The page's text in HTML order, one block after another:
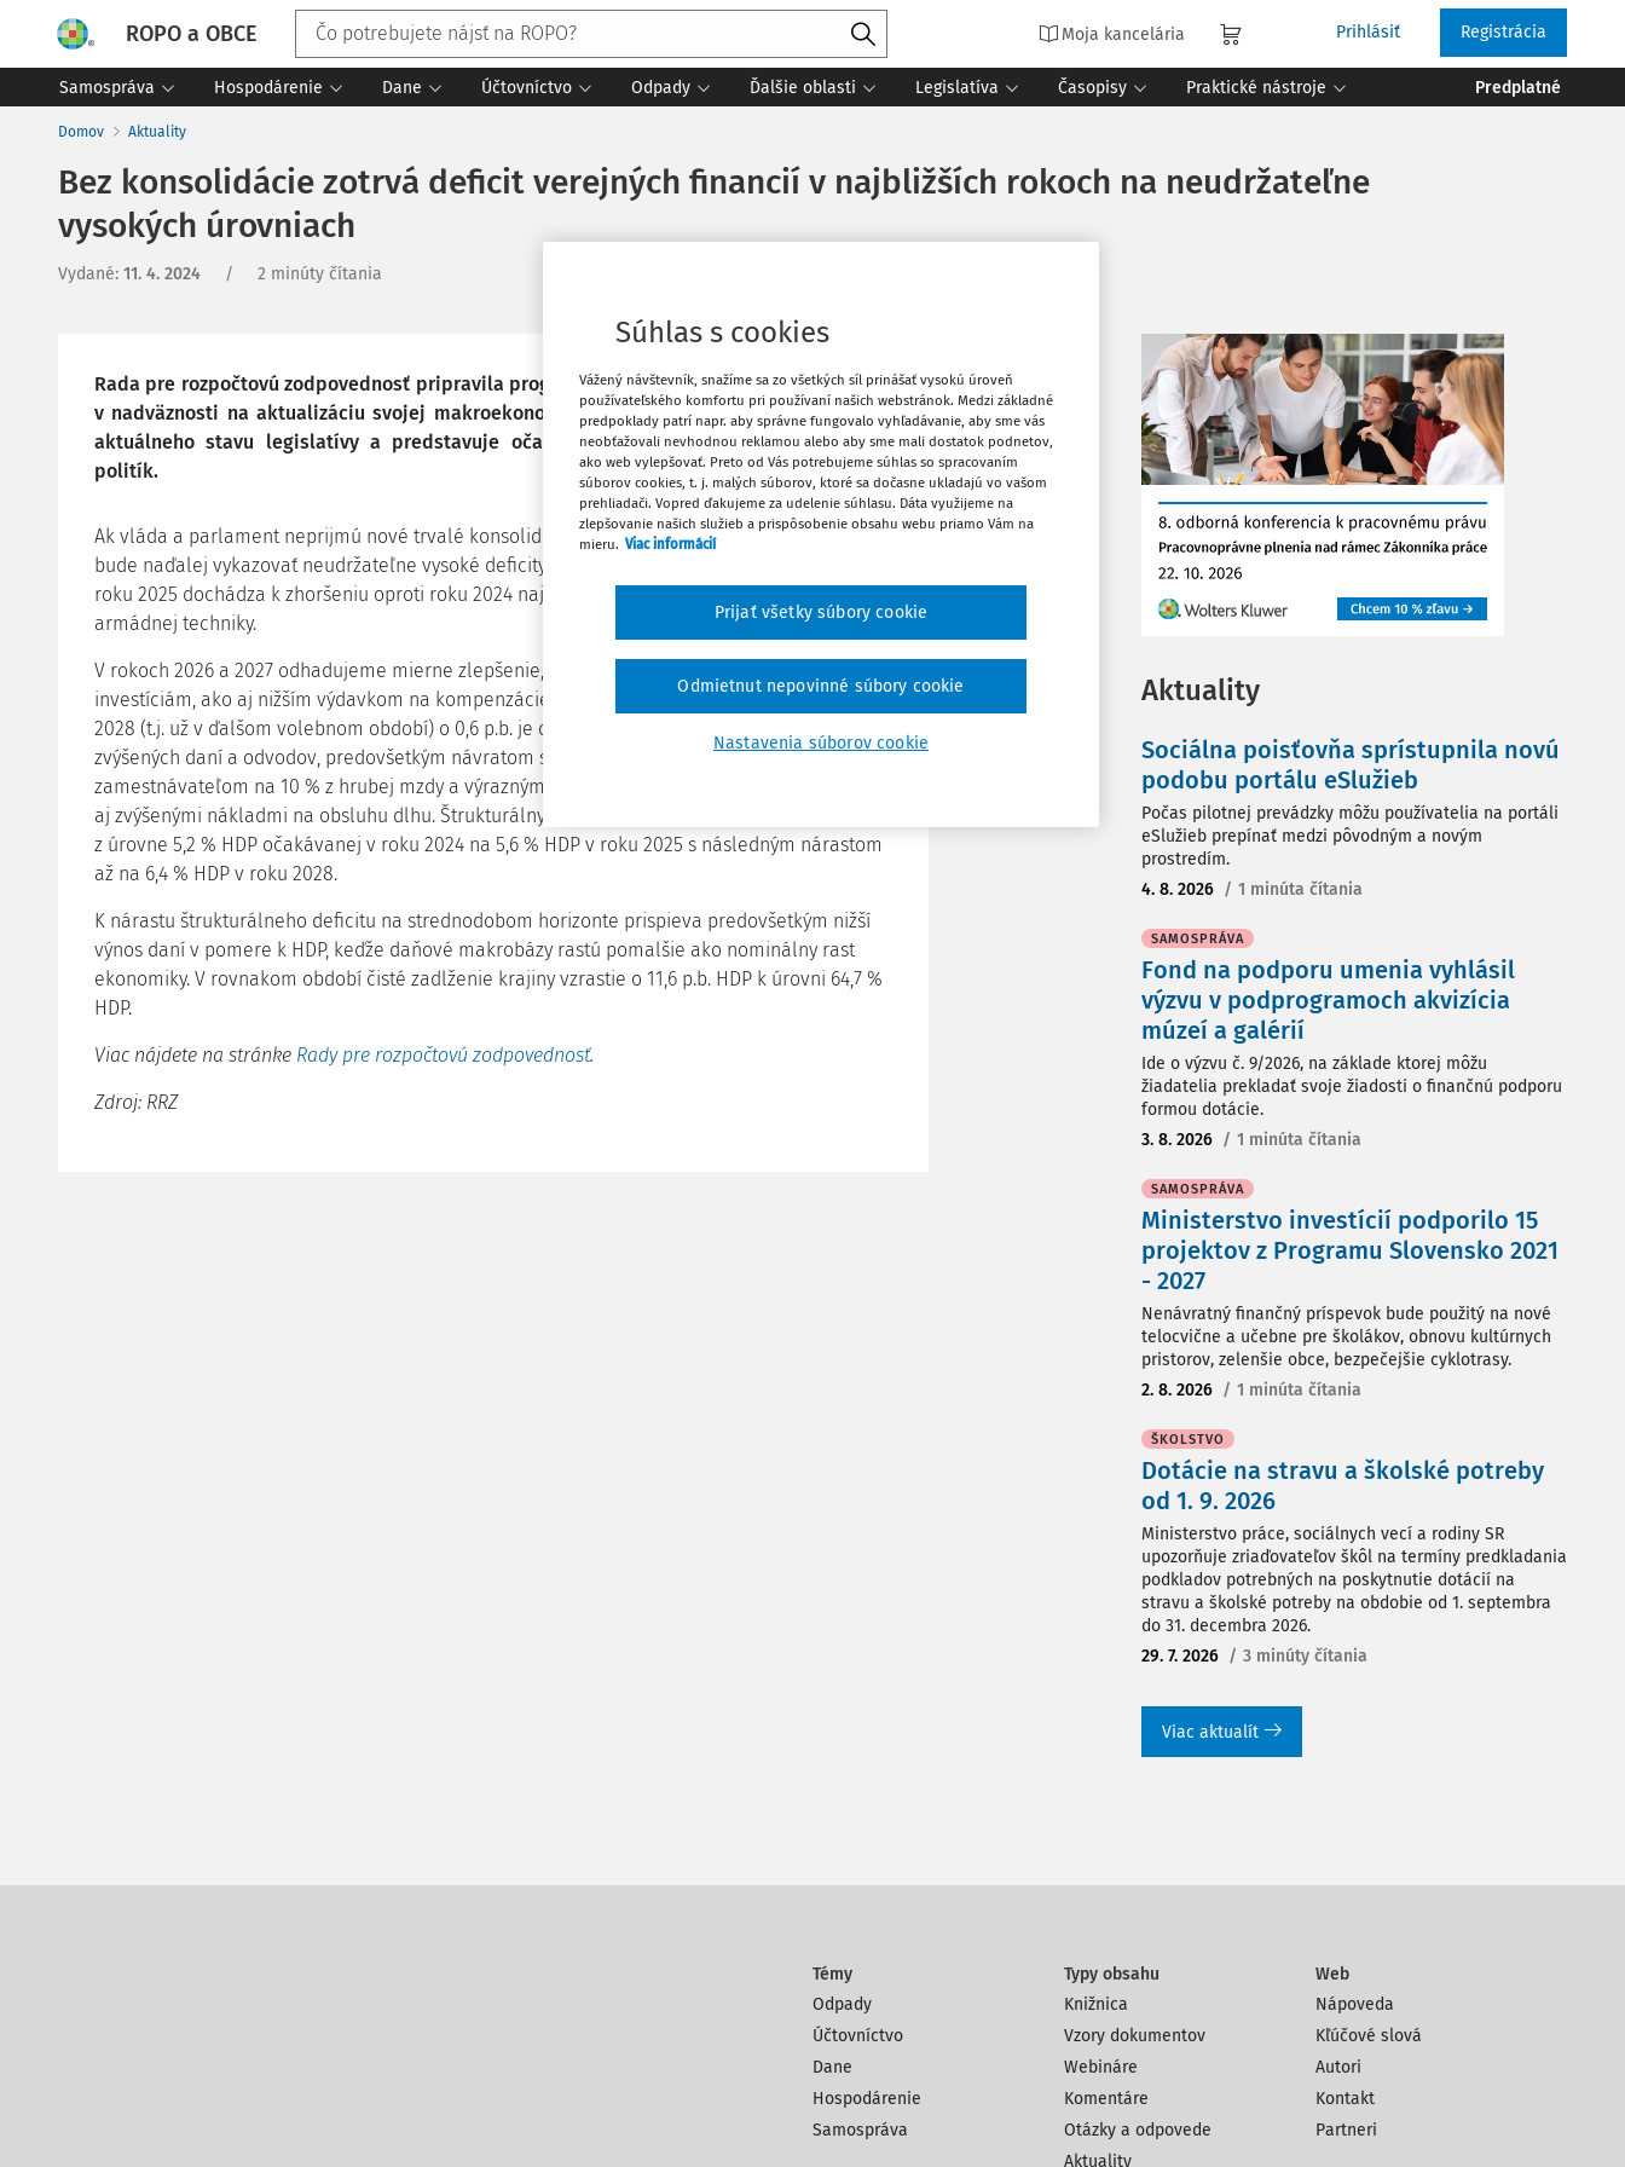
ROPO a OBCE Moja kancelária Prihlásiť Registrácia
Samospráva Hospodárenie Dane Účtovníctvo Odpady Ďalšie oblasti Legislatíva Časopisy Praktické nástroje Predplatné
Domov Aktuality
Bez konsolidácie zotrvá deficit verejných financií v najbližších rokoch na neudržateľne
vysokých úrovniach
Vydané: 11. 4. 2024 / 2 minúty čítania
Rada pre rozpočtovú zodpovednosť pripravila prognózu strednodobého fiškálneho vývoja
v nadväznosti na aktualizáciu svojej makroekonomickej prognózy. Prognóza vychádza z
aktuálneho stavu legislatívy a predstavuje očakávaný vývoj v scenári nezmenených
politík.
Ak vláda a parlament neprijmú nové trvalé konsolidačné opatrenia, hospodárenie Slovenska
bude naďalej vykazovať neudržateľne vysoké deficity a z toho plynúci rastúci verejný dlh. V
roku 2025 dochádza k zhoršeniu oproti roku 2024 najmä v dôsledku posunutia dodania
armádnej techniky.
V rokoch 2026 a 2027 odhadujeme mierne zlepšenie, najmä vďaka nižším celkovým
investíciám, ako aj nižším výdavkom na kompenzácie zamestnancov. Nárast deficitu v roku
2028 (t.j. už v ďalšom volebnom období) o 0,6 p.b. je ovplyvnený najmä vypršaním dočasne
zvýšených daní a odvodov, predovšetkým návratom sadzby zdravotných odvodov platených
zamestnávateľom na 10 % z hrubej mzdy a výrazným znížením sadzby tzv. bankovej dane, ale
aj zvýšenými nákladmi na obsluhu dlhu. Štrukturálny deficit (bez dočasných vplyvov) vzrastie
z úrovne 5,2 % HDP očakávanej v roku 2024 na 5,6 % HDP v roku 2025 s následným nárastom
až na 6,4­ % HDP v roku 2028.
K nárastu štrukturálneho deficitu na strednodobom horizonte prispieva predovšetkým nižší
výnos daní v pomere k HDP, keďže daňové makrobázy rastú pomalšie ako nominálny rast
ekonomiky. V rovnakom období čisté zadlženie krajiny vzrastie o 11,6 p.b. HDP k úrovni 64,7 %
HDP.
Viac nájdete na stránke Rady pre rozpočtovú zodpovednosť.
Zdroj: RRZ
Vytlačiť
Obľúbené
Stiahnuť
Aktuality
Sociálna poisťovňa sprístupnila novú
podobu portálu eSlužieb
Počas pilotnej prevádzky môžu používatelia na portáli
eSlužieb prepínať medzi pôvodným a novým
prostredím.
4. 8. 2026 / 1 minúta čítania
SAMOSPRÁVA
Fond na podporu umenia vyhlásil
výzvu v podprogramoch akvizícia
múzeí a galérií
Ide o výzvu č. 9/2026, na základe ktorej môžu
žiadatelia prekladať svoje žiadosti o finančnú podporu
formou dotácie.
3. 8. 2026 / 1 minúta čítania
SAMOSPRÁVA
Ministerstvo investícií podporilo 15
projektov z Programu Slovensko 2021
- 2027
Nenávratný finančný príspevok bude použitý na nové
telocvične a učebne pre školákov, obnovu kultúrnych
pristorov, zelenšie obce, bezpečejšie cyklotrasy.
2. 8. 2026 / 1 minúta čítania
ŠKOLSTVO
Dotácie na stravu a školské potreby
od 1. 9. 2026
Ministerstvo práce, sociálnych vecí a rodiny SR
upozorňuje zriaďovateľov škôl na termíny predkladania
podkladov potrebných na poskytnutie dotácií na
stravu a školské potreby na obdobie od 1. septembra
do 31. decembra 2026.
29. 7. 2026 / 3 minúty čítania
Viac aktualít
Témy
Odpady
Účtovníctvo
Dane
Hospodárenie
Samospráva
Typy obsahu
Knižnica
Vzory dokumentov
Webináre
Komentáre
Otázky a odpovede
Aktuality
Web
Nápoveda
Kľúčové slová
Autori
Kontakt
Partneri
Súhlas s cookies
Vážený návštevník, snažíme sa zo všetkých síl prinášať vysokú úroveň
používateľského komfortu pri používaní našich webstránok. Medzi základné
predpoklady patrí napr. aby správne fungovalo vyhľadávanie, aby sme vás
neobťažovali nevhodnou reklamou alebo aby sme mali dostatok podnetov,
ako web vylepšovať. Preto od Vás potrebujeme súhlas so spracovaním
súborov cookies, t. j. malých súborov, ktoré sa dočasne ukladajú vo vašom
prehliadači. Vopred ďakujeme za udelenie súhlasu. Dáta využijeme na
zlepšovanie našich služieb a prispôsobenie obsahu webu priamo Vám na
mieru. Viac informácií
Nastavenia súborov cookie
Odmietnut nepovinné súbory cookie
Prijať všetky súbory cookie